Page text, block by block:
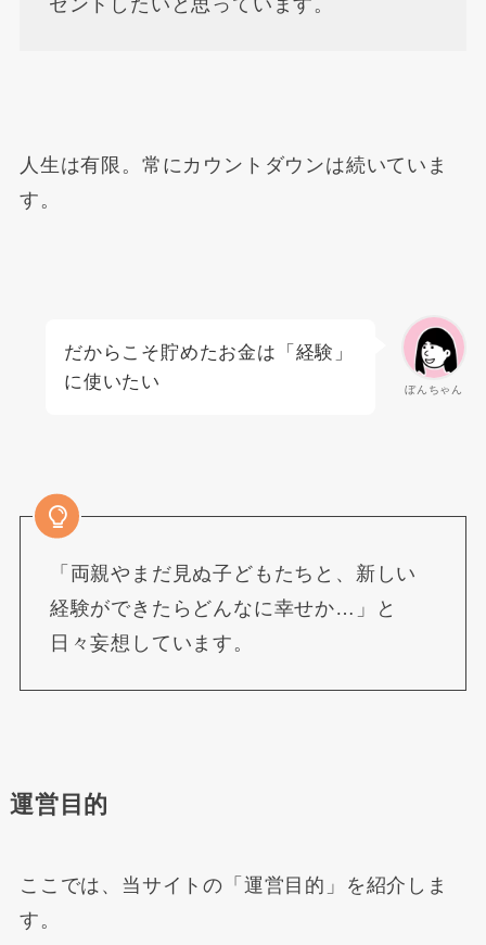
人生は有限。常にカウントダウンは続いていま
す。
ぼんちゃん
だからこそ貯めたお金は「経験」
に使いたい
「両親やまだ見ぬ子どもたちと、新しい
経験ができたらどんなに幸せか…」と
日々妄想しています。
運営目的
ここでは、当サイトの「運営目的」を紹介しま
す。